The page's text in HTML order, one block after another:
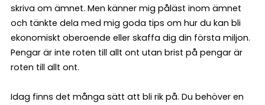
skriva om ämnet. Men känner mig påläst inom ämnet
och tänkte dela med mig goda tips om hur du kan bli
ekonomiskt oberoende eller skaffa dig din första miljon.
Pengar är inte roten till allt ont utan brist på pengar är
roten till allt ont.
Idag finns det många sätt att bli rik på. Du behöver en